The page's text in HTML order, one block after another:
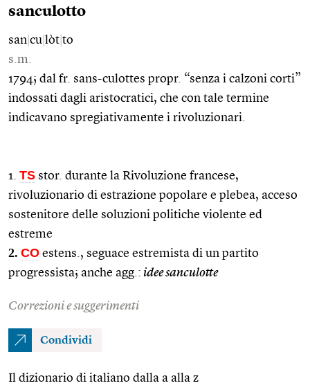
sanculotto
san cu lòt to
s.m.
1794; dal fr. sans-culottes propr. “senza i calzoni corti”
indossati dagli aristocratici, che con tale termine
indicavano spregiativamente i rivoluzionari.
1. TS stor. durante la Rivoluzione francese,
rivoluzionario di estrazione popolare e plebea, acceso
sostenitore delle soluzioni politiche violente ed
estreme
2. CO estens., seguace estremista di un partito
progressista; anche agg.: idee sanculotte
Correzioni e suggerimenti
Condividi
Il dizionario di italiano dalla a alla z